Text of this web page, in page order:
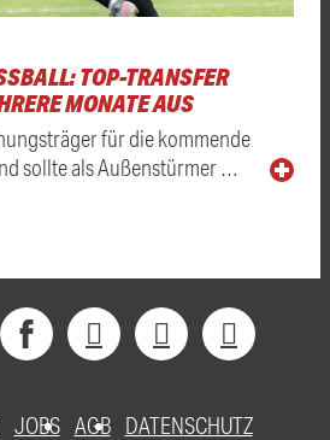
TOP-TRANSFER
MONATE AUS
für die kommende
sollte als Außenstürmer …
JOBS AGB DATENSCHUTZ